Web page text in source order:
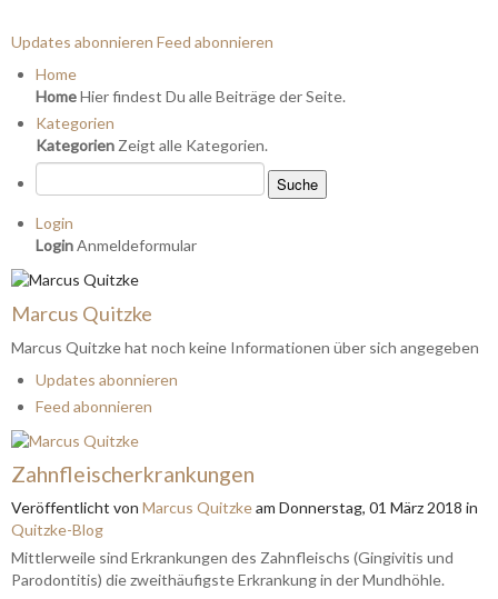
Updates abonnieren Feed abonnieren
Home
HomeHier findest Du alle Beiträge der Seite.
Kategorien
Kategorien Zeigt alle Kategorien.
Suche
Login
LoginAnmeldeformular
Marcus Quitzke
Marcus Quitzke hat noch keine Informationen über sich angegeben
Updates abonnieren
Feed abonnieren
Zahnfleischerkrankungen
Veröffentlicht von Marcus Quitzkeam Donnerstag, 01 März 2018 in
Quitzke-Blog
Mittlerweile sind Erkrankungen des Zahnfleischs (Gingivitis und
Parodontitis) die zweithäufigste Erkrankung in der Mundhöhle.